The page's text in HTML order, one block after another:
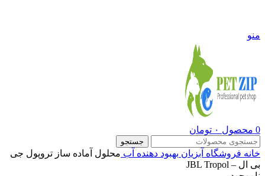
منو
0 محصول ۰ تومان
جستجو
خانه فروشگاه آبزیان بهبود دهنده آب محلول آماده ساز تروپول جی
بی ال – JBL Tropol